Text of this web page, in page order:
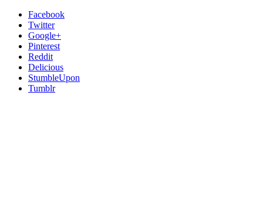
Facebook
Twitter
Google+
Pinterest
Reddit
Delicious
StumbleUpon
Tumblr